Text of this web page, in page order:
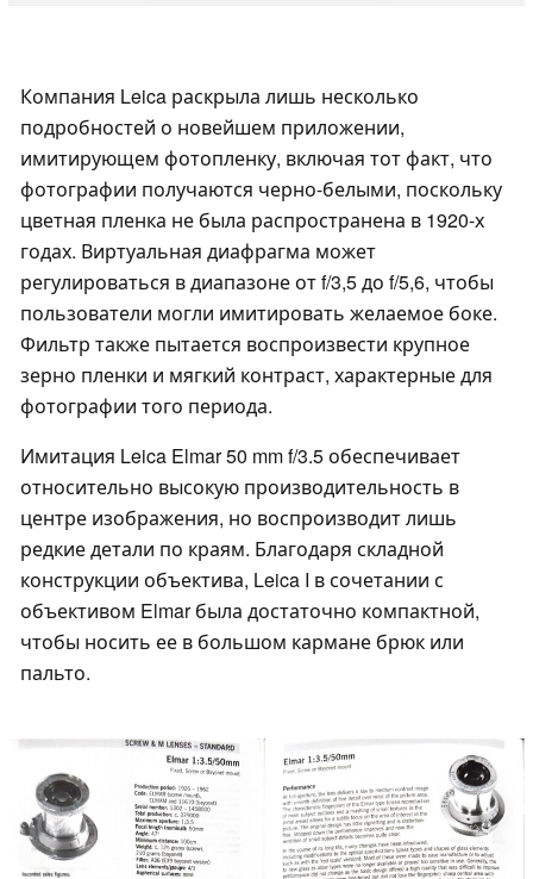
Компания Leica раскрыла лишь несколько
подробностей о новейшем приложении,
имитирующем фотопленку, включая тот факт, что
фотографии получаются черно-белыми, поскольку
цветная пленка не была распространена в 1920-х
годах. Виртуальная диафрагма может
регулироваться в диапазоне от f/3,5 до f/5,6, чтобы
пользователи могли имитировать желаемое боке.
Фильтр также пытается воспроизвести крупное
зерно пленки и мягкий контраст, характерные для
фотографии того периода.
Имитация Leica Elmar 50 mm f/3.5 обеспечивает
относительно высокую производительность в
центре изображения, но воспроизводит лишь
редкие детали по краям. Благодаря складной
конструкции объектива, Leica I в сочетании с
объективом Elmar была достаточно компактной,
чтобы носить ее в большом кармане брюк или
пальто.